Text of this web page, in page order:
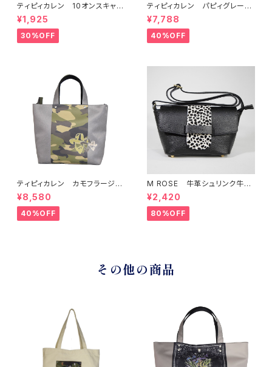
ティピィカレン 10オンスキャン
バス外ポケット縦長マイバッグ
¥1,925
30%OFF
ティピィカレン パピィグレーテ
リア2WAYハンドバッグ
¥7,788
40%OFF
ティピィカレン カモフラージュ
柄スクエア2WAYバッグ
¥8,580
40%OFF
M ROSE 牛革シュリンク牛毛
ダルメシアンプリントフラップシ
ョルダーバッグ ブラック
¥2,420
80%OFF
その他の商品